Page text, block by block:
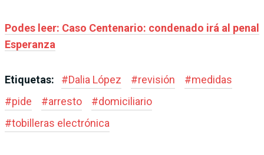
Podes leer: Caso Centenario: condenado irá al penal
Esperanza
Etiquetas: #Dalia López #revisión #medidas
#pide #arresto #domiciliario
#tobilleras electrónica